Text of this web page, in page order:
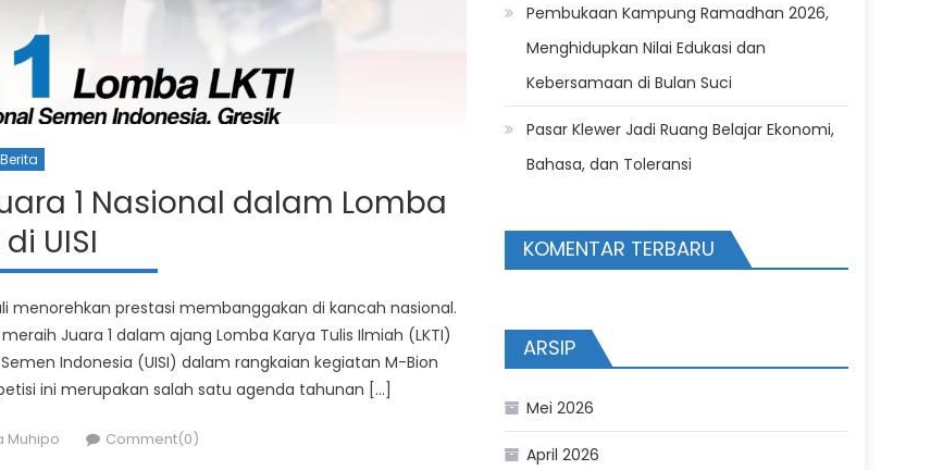
Berita
1 Nasional dalam Lomba
di UISI
menorehkan prestasi membanggakan di kancah nasional.
Juara 1 dalam ajang Lomba Karya Tulis Ilmiah (LKTI)
Indonesia (UISI) dalam rangkaian kegiatan M-Bion
ini merupakan salah satu agenda tahunan […]
Muhipo Comment(0)
Pembukaan Kampung Ramadhan 2026,
Menghidupkan Nilai Edukasi dan
Kebersamaan di Bulan Suci
Pasar Klewer Jadi Ruang Belajar Ekonomi,
Bahasa, dan Toleransi
KOMENTAR TERBARU
ARSIP
Mei 2026
April 2026